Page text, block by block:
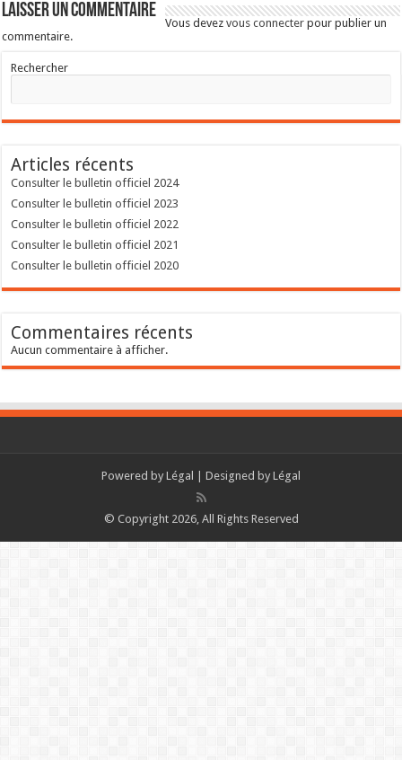
Laisser un commentaire
Vous devezvous connecter pour publier un
commentaire.
Rechercher
Articles récents
Consulter le bulletin officiel 2024
Consulter le bulletin officiel 2023
Consulter le bulletin officiel 2022
Consulter le bulletin officiel 2021
Consulter le bulletin officiel 2020
Commentaires récents
Aucun commentaire à afficher.
Powered by Légal | Designed by Légal
© Copyright 2026, All Rights Reserved